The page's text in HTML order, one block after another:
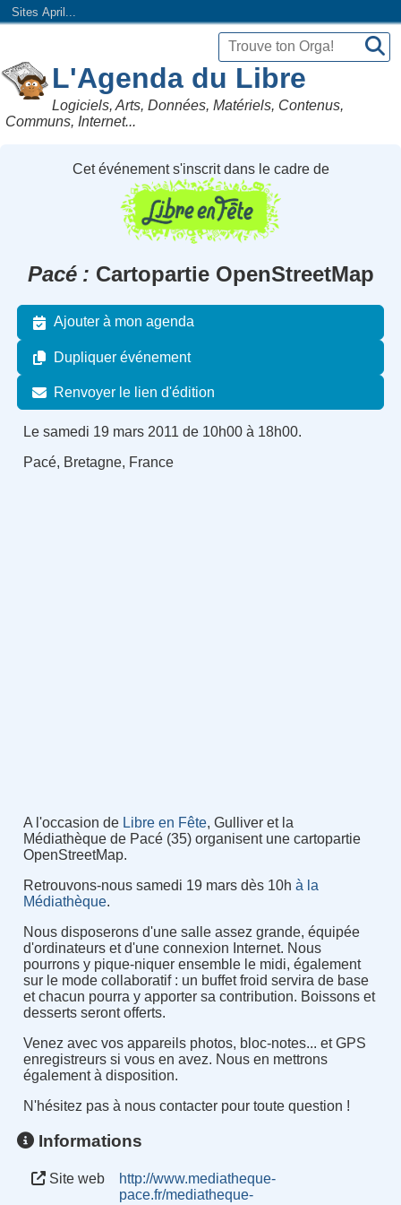
Sites April...
L'Agenda du Libre
Logiciels, Arts, Données, Matériels, Contenus,
Communs, Internet...
Cet événement s'inscrit dans le cadre de
Pacé Cartopartie OpenStreetMap
Ajouter à mon agenda
Dupliquer événement
Renvoyer le lien d'édition
Le samedi 19 mars 2011 de 10h00 à 18h00.
Pacé, Bretagne, France
A l'occasion de Libre en Fête, Gulliver et la
Médiathèque de Pacé (35) organisent une cartopartie
OpenStreetMap.
Retrouvons-nous samedi 19 mars dès 10h à la
Médiathèque.
Nous disposerons d'une salle assez grande, équipée
d'ordinateurs et d'une connexion Internet. Nous
pourrons y pique-niquer ensemble le midi, également
sur le mode collaboratif : un buffet froid servira de base
et chacun pourra y apporter sa contribution. Boissons et
desserts seront offerts.
Venez avec vos appareils photos, bloc-notes... et GPS
enregistreurs si vous en avez. Nous en mettrons
également à disposition.
N'hésitez pas à nous contacter pour toute question !
Informations
Site web
http://www.mediatheque-
pace.fr/mediatheque-